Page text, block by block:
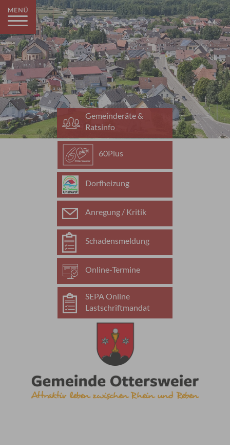
Gemeinderäte &
Ratsinfo
60Plus
Dorfheizung
Anregung / Kritik
Schadensmeldung
Online-Termine
SEPA Online
Lastschriftmandat